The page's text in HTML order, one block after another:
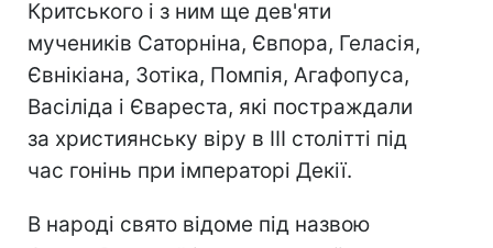
Критського і з ним ще дев'яти
мучеників Саторніна, Євпора, Геласія,
Євнікіана, Зотіка, Помпія, Агафопуса,
Васіліда і Євареста, які постраждали
за християнську віру в III столітті під
час гонінь при імператорі Декії.
В народі свято відоме під назвою